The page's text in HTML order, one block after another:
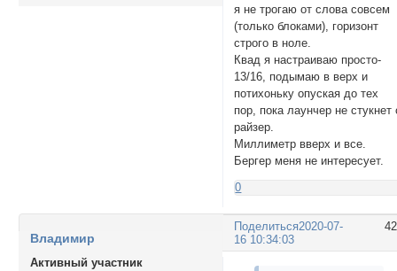
я не трогаю от слова совсем
(только блоками), горизонт
строго в ноле.
Квад я настраиваю просто-
13/16, подымаю в верх и
потихоньку опуская до тех
пор, пока лаунчер не стукнет
райзер.
Миллиметр вверх и все.
Бергер меня не интересует.
0
Поделиться2020-07-
16 10:34:03
Владимир
Активный участник